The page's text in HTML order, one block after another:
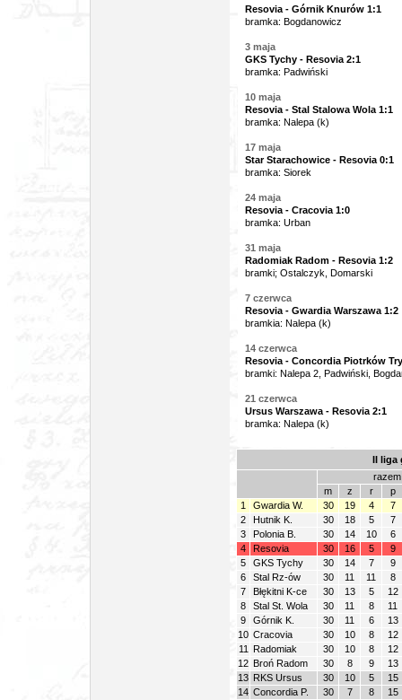
Resovia - Górnik Knurów 1:1
bramka: Bogdanowicz
3 maja
GKS Tychy - Resovia 2:1
bramka: Padwiński
10 maja
Resovia - Stal Stalowa Wola 1:1
bramka: Nalepa (k)
17 maja
Star Starachowice - Resovia 0:1
bramka: Siorek
24 maja
Resovia - Cracovia 1:0
bramka: Urban
31 maja
Radomiak Radom - Resovia 1:2
bramki; Ostalczyk, Domarski
7 czerwca
Resovia - Gwardia Warszawa 1:2
bramkia: Nalepa (k)
14 czerwca
Resovia - Concordia Piotrków
bramki: Nalepa 2, Padwiński,
21 czerwca
Ursus Warszawa - Resovia 2:1
bramka: Nalepa (k)
II liga
razem
m
z r
p
1
Gwardia W. 30 19 4
7
2
Hutnik K. 30 18 5
7
3
Polonia B. 30 14 10
6
4
Resovia 30 16 5
9
5
GKS Tychy 30 14 7
9
6
Stal Rz-ów 30 11 11
8
7
Błękitni K-ce 30 13 5
12
8
Stal St. Wola 30 11 8
11
9
Górnik K. 30 11 6
13
10 Cracovia 30 10 8
12
11
Radomiak 30 10 8
12
12 Broń Radom 30 8 9
13
13 RKS Ursus 30 10 5
15
14 Concordia P. 30 7 8
15